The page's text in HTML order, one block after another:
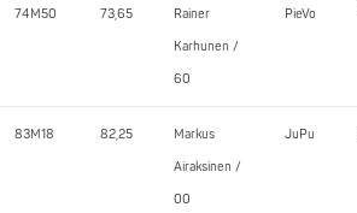
74M50 73,65 Rainer
Karhunen /
60
PieVo
83M18 82,25 Markus
Airaksinen /
00
JuPu